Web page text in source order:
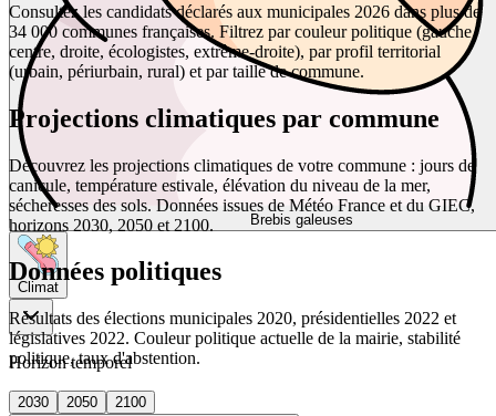
Brebis galeuses
Climat
Horizon temporel
2030 2050
2100
Consultez les candidats déclarés aux municipales 2026 dans plus de
34 000 communes françaises. Filtrez par couleur politique (gauche,
centre, droite, écologistes, extrême-droite), par profil territorial
(urbain, périurbain, rural) et par taille de commune.
Projections climatiques par commune
Découvrez les projections climatiques de votre commune : jours de
canicule, température estivale, élévation du niveau de la mer,
sécheresses des sols. Données issues de Météo France et du GIEC,
horizons 2030, 2050 et 2100.
Données politiques
Résultats des élections municipales 2020, présidentielles 2022 et
législatives 2022. Couleur politique actuelle de la mairie, stabilité
politique, taux d'abstention.